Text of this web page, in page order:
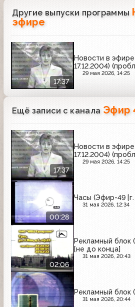
Другие выпуски программы
эфире
17:37
Новости в
17.12.2004)
29 мая 2026, 14:25
Ещё записи с канала Эфир
17:37
Новости в
17.12.2004)
29 мая 2026, 14:25
00:28
Часы (Эфир-49
31 мая 2026, 12:34
02:06
Рекламный блок
[не до конца]
31 мая 2026, 20:43
Рекламный блок
31 мая 2026, 20:44